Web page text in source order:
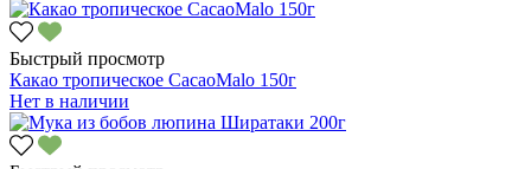
Быстрый просмотр
Какао тропическое CacaoMalo 150г
Нет в наличии